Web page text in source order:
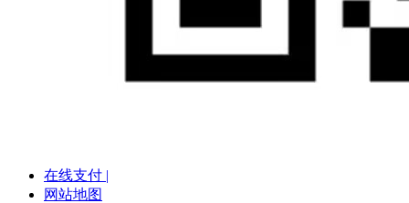
在线支付 |
网站地图